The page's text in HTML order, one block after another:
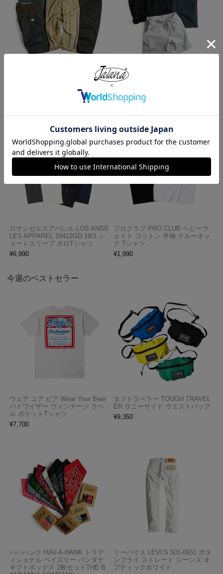
レッドキャップ REDKAP #PT20
インダストリアル ワークパンツ
ロサンゼルスアパレル LOSANGE
LES APPAREL HF02 14オンス ヘ
¥5,990
ロサンゼルスアパレル LOS ANGE
LES APPAREL 18412GD 18/1 シ
ョートスリーブ ポロTシャツ
¥6,990
プロクラブ PRO CLUB ヘビーウ
ェイト コットン 半袖 クルーネッ
ク Tシャツ
¥1,990
今週のベストセラー
ウェア ユア ビア Wear Your Beer
バドワイザー ヴィンテージ ラベ
ル ポケットTシャツ
¥7,700
タフトラベラー TOUGH TRAVEL
ER サニーサイド ウエストバッグ
¥9,350
ハバハンク HAV-A-HANK トラデ
ィショナル ペイズリー バンダナ
ギフトボックス 2枚セットTHE B
リーバイス LEVI’S 501-0651 ボタ
ンフライ ストレート ジーンズ オ
プティックホワイト